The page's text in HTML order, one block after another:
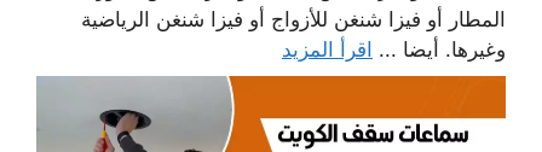
المطار أو فيزا شنغن للأزواج أو فيزا شنغن الرياضية
وغيرها. أيضا ... اقرأ المزيد